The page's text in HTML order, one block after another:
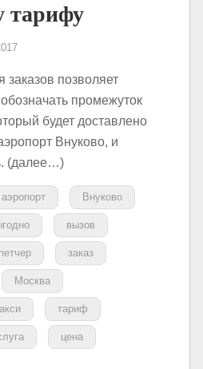
тарифу
заказов позволяет
промежуток
будет доставлено
Внуково, и
(далее…)
аэропорт Внуково
вызов
заказ
Москва
тариф
цена